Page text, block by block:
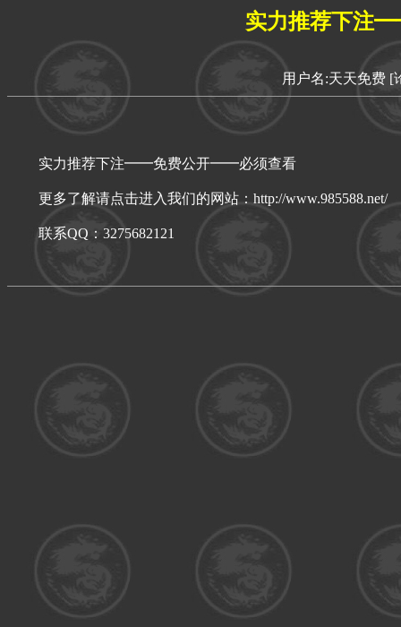
实力推荐下注
用户名:天天免费 [
实力推荐下注━━免费公开━━必须查看
更多了解请点击进入我们的网站：http://www.985588.net/
联系QQ：3275682121